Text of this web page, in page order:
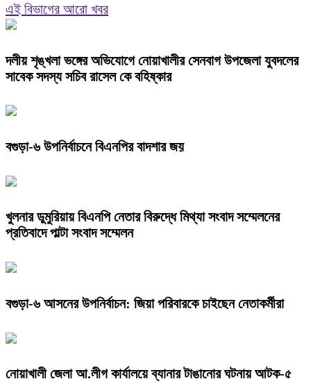
এই বিভাগের আরো খবর
দলীয় শৃঙ্খলা ভঙ্গের অভিযোগে নোয়াখালীর সেনবাগ উপজেলা যুবদলের
সাবেক সদস্য সচিব রাসেল কে বহিষ্কার
বগুড়া-৬ উপনির্বাচনে বিএনপির বাদশার জয়
খুলনার ডুমুরিয়ায় বিএনপি নেতার বিরুদ্ধে মিথ্যা সংবাদ সম্মেলনের
প্রতিবাদে পাল্টা সংবাদ সম্মেলন
বগুড়া-৬ আসনের উপনির্বাচন: জিয়া পরিবারকে চাইছেন নেতাকর্মীরা
নোয়াখালী জেলা আ.লীগ কার্যালয়ে ব্যানার টাঙানোর ঘটনায় আটক-৫